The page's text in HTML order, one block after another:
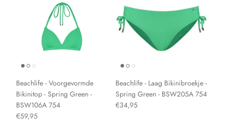
Beachlife - Voorgevormde
Bikinitop - Spring Green -
BSW106A 754
€59,95
Beachlife - Laag Bikinibroekje -
Spring Green - BSW205A 754
€34,95